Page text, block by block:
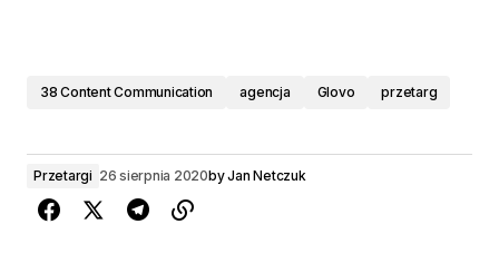
38 Content Communication agencja Glovo przetarg
Przetargi 26 sierpnia 2020byJan Netczuk